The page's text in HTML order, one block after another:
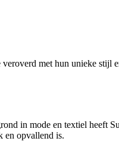
veroverd met hun unieke stijl
in mode en textiel heeft
en opvallend is.